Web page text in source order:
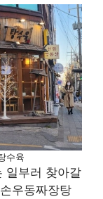
수육
일부러 찾아갈
우동짜장탕